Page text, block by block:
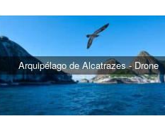
Arquipélago de Alcatrazes - Drone